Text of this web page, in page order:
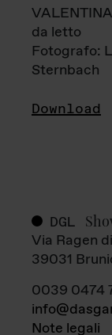
da letto
Fotografo:
Sternbach
Download
DGL
Via Ragen
39031
0039 0474
Note legali